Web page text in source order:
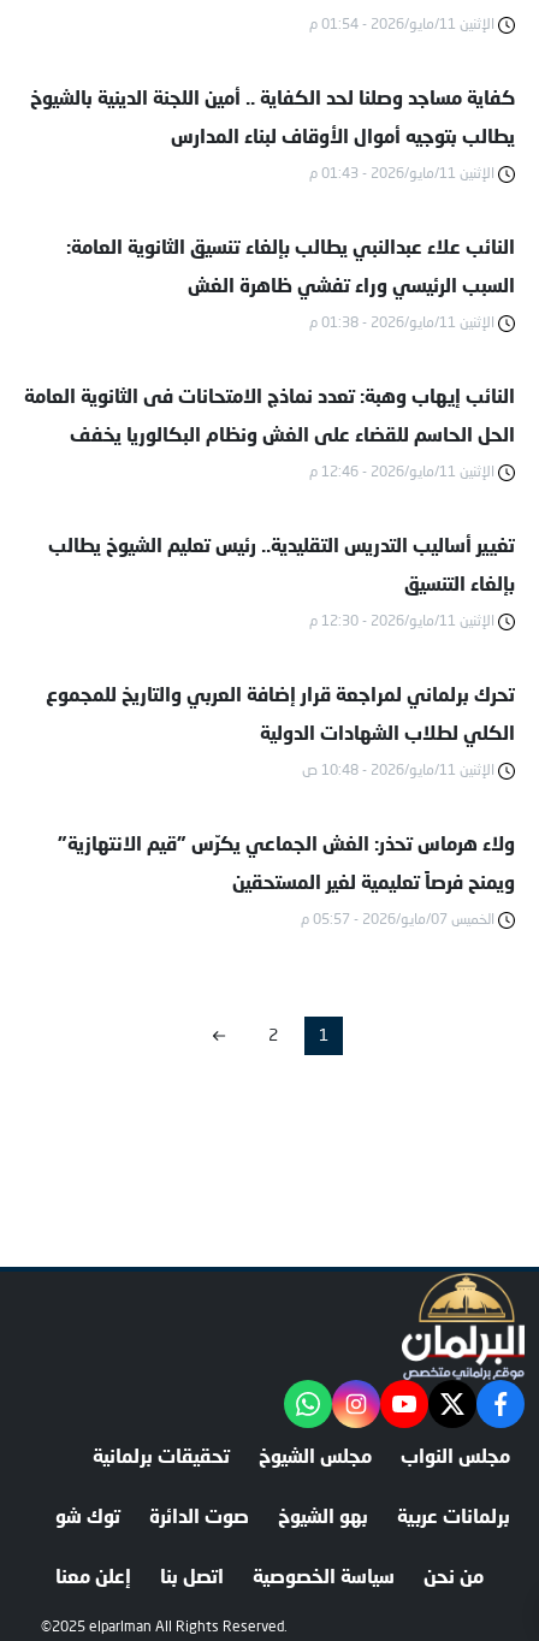
الإثنين 11/مايو/2026 - 01:54 م
كفاية مساجد وصلنا لحد الكفاية .. أمين اللجنة الدينية بالشيوخ
يطالب بتوجيه أموال الأوقاف لبناء المدارس
الإثنين 11/مايو/2026 - 01:43 م
النائب علاء عبدالنبي يطالب بإلغاء تنسيق الثانوية العامة:
السبب الرئيسي وراء تفشي ظاهرة الغش
الإثنين 11/مايو/2026 - 01:38 م
النائب إيهاب وهبة: تعدد نماذج الامتحانات فى الثانوية العامة
الحل الحاسم للقضاء على الغش ونظام البكالوريا يخفف
الضغط عن الطلاب
الإثنين 11/مايو/2026 - 12:46 م
تغيير أساليب التدريس التقليدية.. رئيس تعليم الشيوخ يطالب
بإلغاء التنسيق
الإثنين 11/مايو/2026 - 12:30 م
تحرك برلماني لمراجعة قرار إضافة العربي والتاريخ للمجموع
الكلي لطلاب الشهادات الدولية
الإثنين 11/مايو/2026 - 10:48 ص
ولاء هرماس تحذر: الغش الجماعي يكرّس "قيم الانتهازية"
ويمنح فرصاً تعليمية لغير المستحقين
الخميس 07/مايو/2026 - 05:57 م
1
2
facebook
twitter
youtube
instagram
"‎Follow the آخر خبر channel on WhatsApp:
مجلس النواب مجلس الشيوخ تحقيقات برلمانية
برلمانات عربية بهو الشيوخ صوت الدائرة توك شو
من نحن سياسة الخصوصية اتصل بنا إعلن معنا
©2025 elparlman All Rights Reserved.